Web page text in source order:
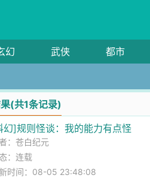
幻 武侠 都市
(共1条记录)
幻]规则怪谈：我的能力有点怪
：苍白纪元
：连载
时间：08-05 23:48:08